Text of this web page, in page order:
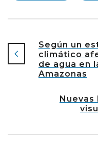
Según un
climático
de agua en
Amazonas
Nuevas